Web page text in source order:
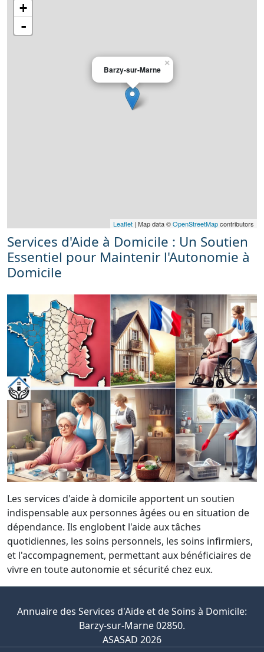
×
Barzy-sur-Marne
+
-
Leaflet | Map data ©OpenStreetMapcontributors
Services d'Aide à Domicile : Un Soutien
Essentiel pour Maintenir l'Autonomie à
Domicile
Les services d'aide à domicile apportent un soutien
indispensable aux personnes âgées ou en situation de
dépendance. Ils englobent l'aide aux tâches
quotidiennes, les soins personnels, les soins infirmiers,
et l'accompagnement, permettant aux bénéficiaires de
vivre en toute autonomie et sécurité chez eux.
Annuaire des Services d'Aide et de Soins à Domicile:
Barzy-sur-Marne 02850.
ASASAD 2026